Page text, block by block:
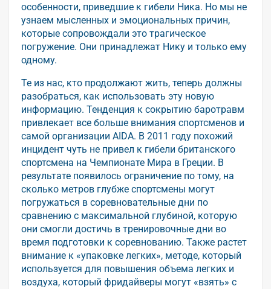
особенности, приведшие к гибели Ника. Но мы не
узнаем мысленных и эмоциональных причин,
которые сопровождали это трагическое
погружение. Они принадлежат Нику и только ему
одному.
Те из нас, кто продолжают жить, теперь должны
разобраться, как использовать эту новую
информацию. Тенденция к сокрытию баротравм
привлекает все больше внимания спортсменов и
самой организации AIDA. В 2011 году похожий
инцидент чуть не привел к гибели британского
спортсмена на Чемпионате Мира в Греции. В
результате появилось ограничение по тому, на
сколько метров глубже спортсмены могут
погружаться в соревновательные дни по
сравнению с максимальной глубиной, которую
они смогли достичь в тренировочные дни во
время подготовки к соревнованию. Также растет
внимание к «упаковке легких», методе, который
используется для повышения объема легких и
воздуха, который фридайверы могут «взять» с